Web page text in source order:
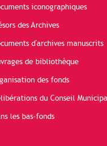
iconographiques
des Archives
d'archives manuscrits
de bibliothèque
des fonds
du Conseil
les bas-fonds